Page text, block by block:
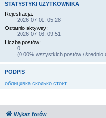
STATYSTYKI UŻYTKOWNIKA
Rejestracja:
2026-07-01, 05:28
Ostatnio aktywny:
2026-07-03, 09:51
Liczba postów:
0
(0.00% wszystkich postów / średnio
PODPIS
облицовка сколько стоит
Wykaz forów